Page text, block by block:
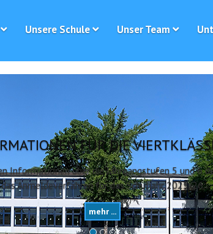
Unsere Schule Unser Team
FÜR DIE
Informationen über die Jahrgangstufen 5 und 6
das Anmeldeverfahren für das Schuljahr 2025/26
mehr ...